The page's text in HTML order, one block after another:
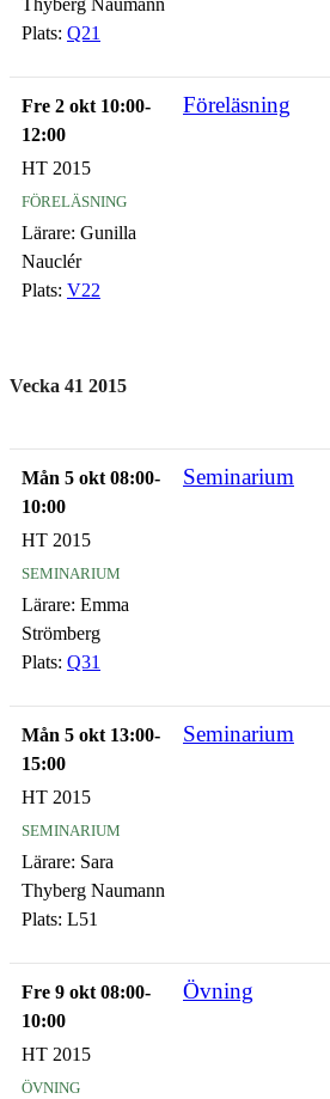
Thyberg Naumann
Plats: Q21
Fre 2 okt 10:00-
12:00
Föreläsning
HT 2015
föreläsning
Lärare: Gunilla
Nauclér
Plats: V22
Vecka 41 2015
Mån 5 okt 08:00-
10:00
Seminarium
HT 2015
seminarium
Lärare: Emma
Strömberg
Plats: Q31
Mån 5 okt 13:00-
15:00
Seminarium
HT 2015
seminarium
Lärare: Sara
Thyberg Naumann
Plats: L51
Fre 9 okt 08:00-
10:00
Övning
HT 2015
övning